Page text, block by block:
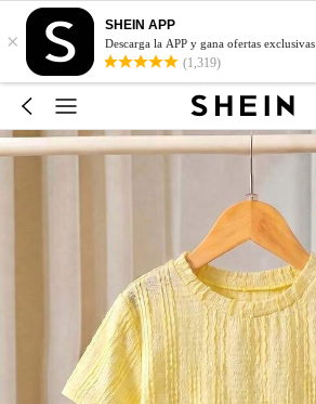
×
SHEIN APP
Descarga la APP y gana ofertas exclusivas
(1,319)